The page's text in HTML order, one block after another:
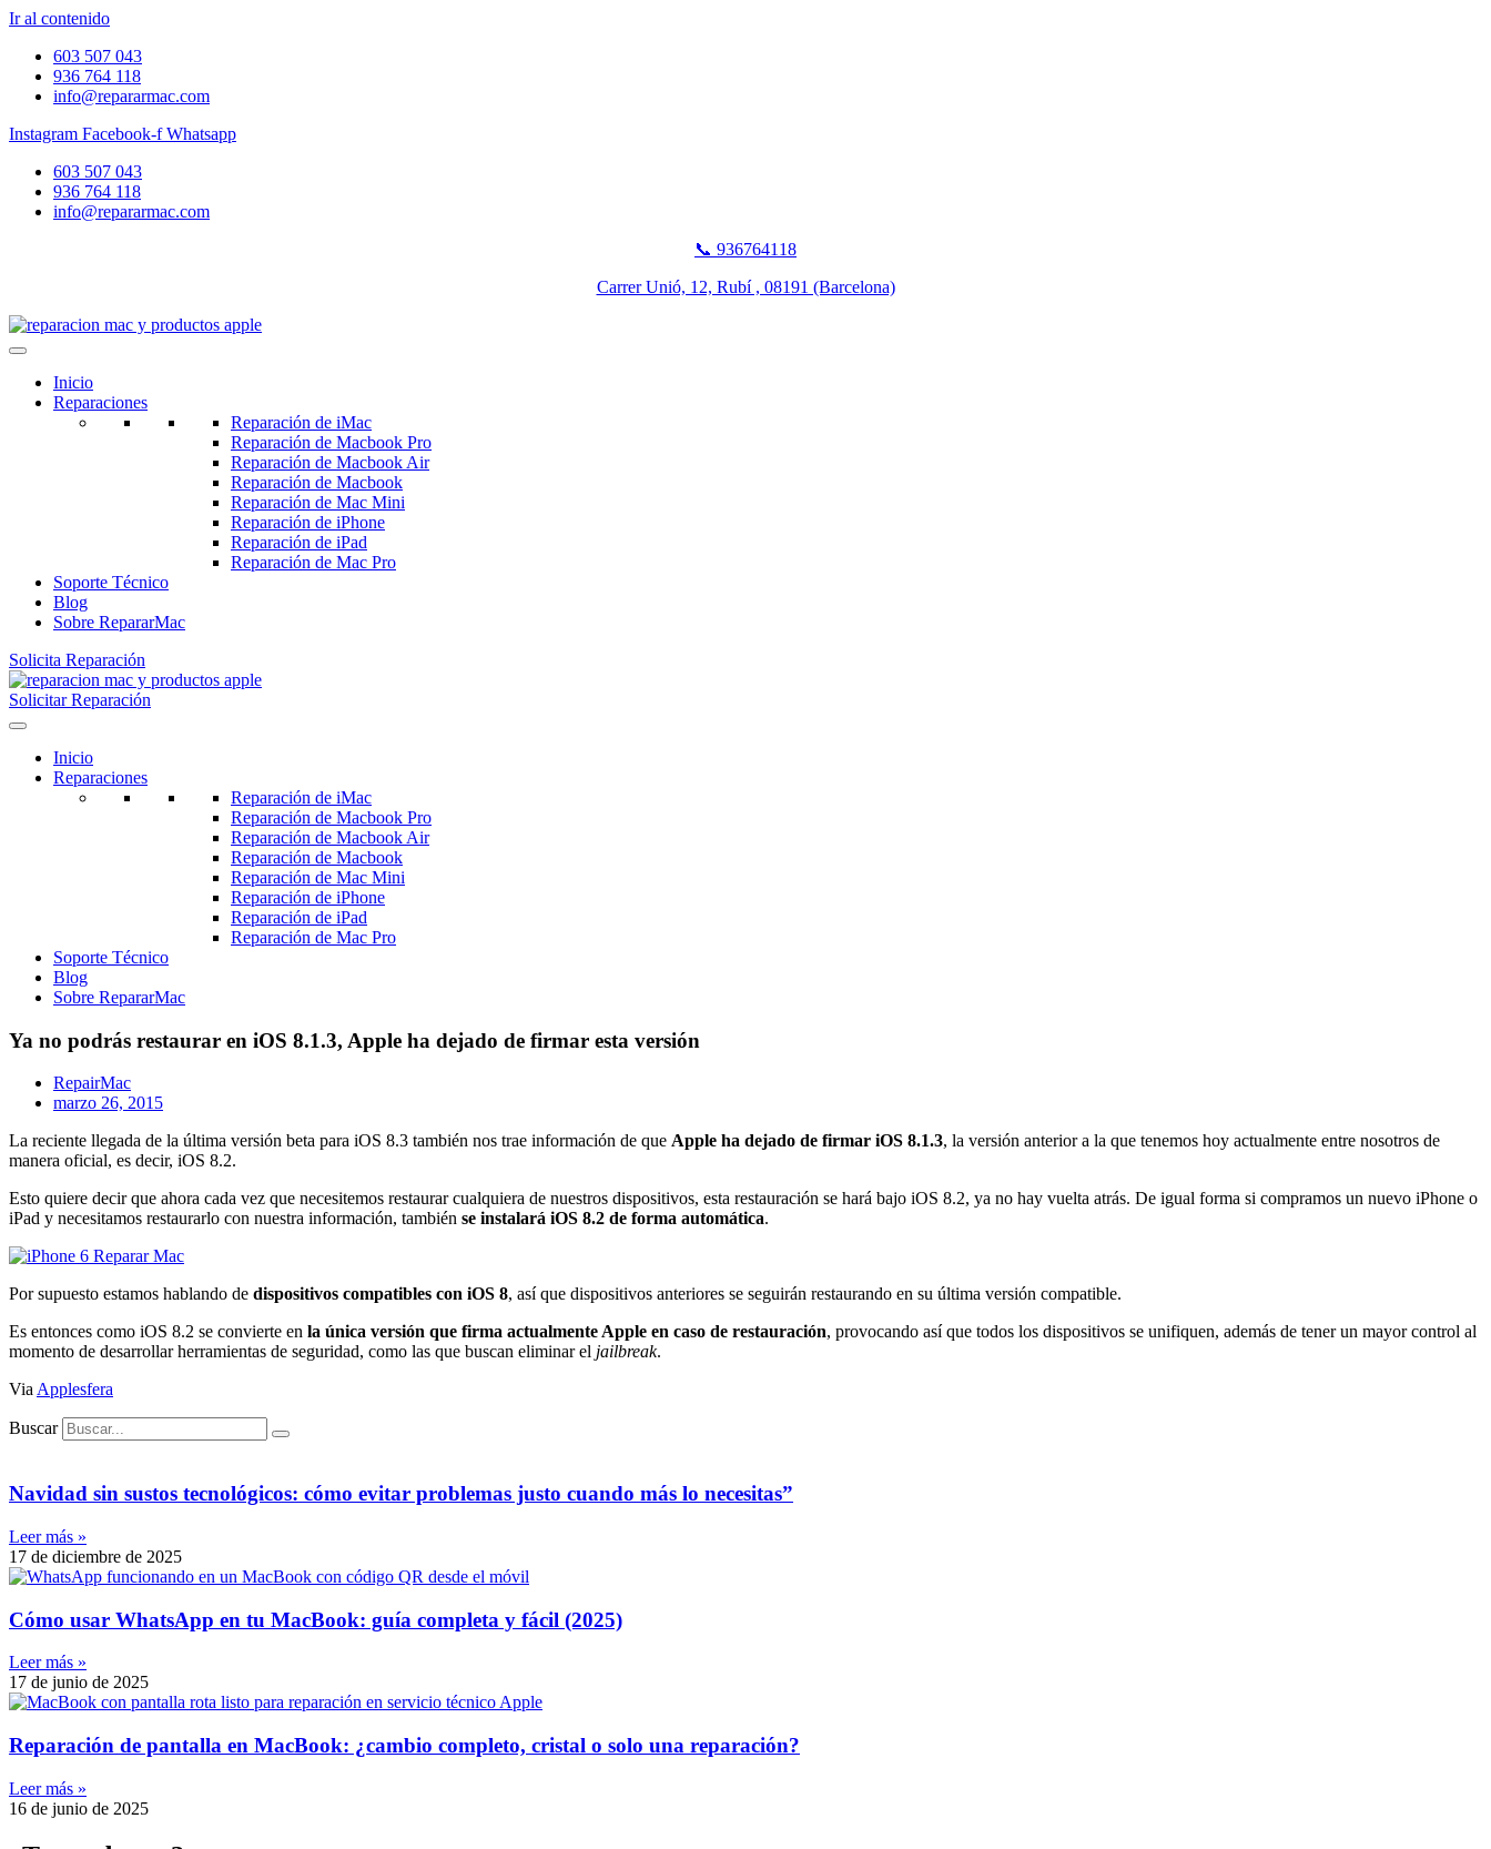
Ir al contenido
603 507 043
936 764 118
info@repararmac.com
Instagram Facebook-f Whatsapp
603 507 043
936 764 118
info@repararmac.com
📞 936764118
Carrer Unió, 12, Rubí , 08191 (Barcelona)
Inicio
Reparaciones
Reparación de iMac
Reparación de Macbook Pro
Reparación de Macbook Air
Reparación de Macbook
Reparación de Mac Mini
Reparación de iPhone
Reparación de iPad
Reparación de Mac Pro
Soporte Técnico
Blog
Sobre RepararMac
Solicita Reparación
Solicitar Reparación
Inicio
Reparaciones
Reparación de iMac
Reparación de Macbook Pro
Reparación de Macbook Air
Reparación de Macbook
Reparación de Mac Mini
Reparación de iPhone
Reparación de iPad
Reparación de Mac Pro
Soporte Técnico
Blog
Sobre RepararMac
Ya no podrás restaurar en iOS 8.1.3, Apple ha dejado de firmar esta versión
RepairMac
marzo 26, 2015
La reciente llegada de la última versión beta para iOS 8.3 también nos trae información de que Apple ha dejado de firmar iOS 8.1.3, la versión anterior a la que tenemos hoy actualmente entre nosotros de
manera oficial, es decir, iOS 8.2.
Esto quiere decir que ahora cada vez que necesitemos restaurar cualquiera de nuestros dispositivos, esta restauración se hará bajo iOS 8.2, ya no hay vuelta atrás. De igual forma si compramos un nuevo iPhone o
iPad y necesitamos restaurarlo con nuestra información, también se instalará iOS 8.2 de forma automática.
Por supuesto estamos hablando de dispositivos compatibles con iOS 8, así que dispositivos anteriores se seguirán restaurando en su última versión compatible.
Es entonces como iOS 8.2 se convierte en la única versión que firma actualmente Apple en caso de restauración, provocando así que todos los dispositivos se unifiquen, además de tener un mayor control al
momento de desarrollar herramientas de seguridad, como las que buscan eliminar el jailbreak.
ViaApplesfera
Buscar
Navidad sin sustos tecnológicos: cómo evitar problemas justo cuando más lo necesitas”
Leer más »
17 de diciembre de 2025
Cómo usar WhatsApp en tu MacBook: guía completa y fácil (2025)
Leer más »
17 de junio de 2025
Reparación de pantalla en MacBook: ¿cambio completo, cristal o solo una reparación?
Leer más »
16 de junio de 2025